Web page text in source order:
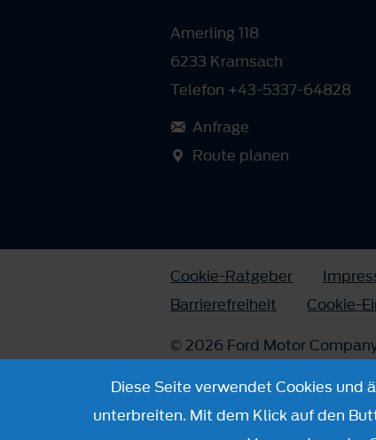
Amerling 118
6233 Kramsach
Telefon +43-5337-64828
Anfrage
Route planen
Cookie-Ratgeber
Barrierefreiheit
Cookie-
© 2026 Ford Motor
Diese Seite verwendet Cookies und
unterbreiten. Mit dem Klick auf den